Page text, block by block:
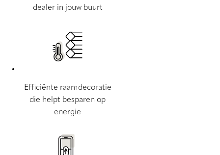
dealer in jouw buurt
Efficiënte raamdecoratie
die helpt besparen op
energie